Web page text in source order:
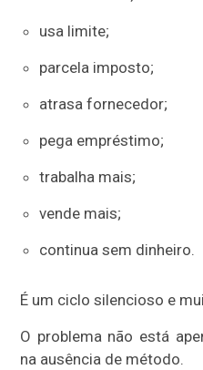
usa limite;
parcela imposto;
atrasa fornecedor;
pega empréstimo;
trabalha mais;
vende mais;
continua sem dinheiro.
É um ciclo silencioso e
O problema não está
na ausência de método.